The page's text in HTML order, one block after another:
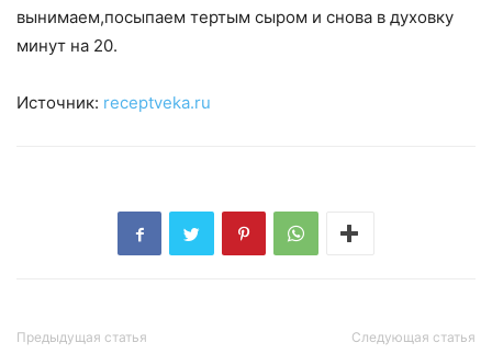
вынимаем,посыпаем тертым сыром и снова в духовку
минут на 20.
Источник: receptveka.ru
Предыдущая статья Следующая статья